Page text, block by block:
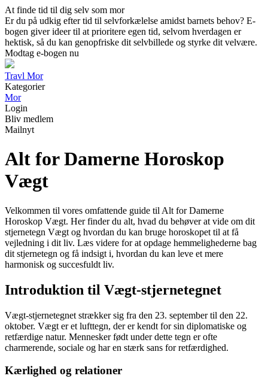
At finde tid til dig selv som mor
Er du på udkig efter tid til selvforkælelse amidst barnets behov? E-
bogen giver ideer til at prioritere egen tid, selvom hverdagen er
hektisk, så du kan genopfriske dit selvbillede og styrke dit velvære.
Modtag e-bogen nu
Travl Mor
Kategorier
Mor
Login
Bliv medlem
Mailnyt
Alt for Damerne Horoskop
Vægt
Velkommen til vores omfattende guide til Alt for Damerne
Horoskop Vægt. Her finder du alt, hvad du behøver at vide om dit
stjernetegn Vægt og hvordan du kan bruge horoskopet til at få
vejledning i dit liv. Læs videre for at opdage hemmelighederne bag
dit stjernetegn og få indsigt i, hvordan du kan leve et mere
harmonisk og succesfuldt liv.
Introduktion til Vægt-stjernetegnet
Vægt-stjernetegnet strækker sig fra den 23. september til den 22.
oktober. Vægt er et lufttegn, der er kendt for sin diplomatiske og
retfærdige natur. Mennesker født under dette tegn er ofte
charmerende, sociale og har en stærk sans for retfærdighed.
Kærlighed og relationer